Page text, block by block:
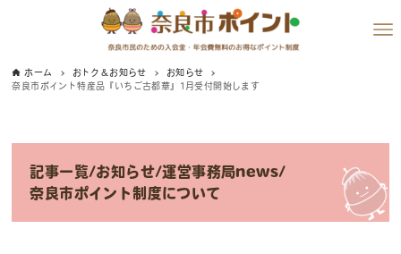
ホーム おトク＆お知らせ
お知らせ
奈良市ポイント特産品『いちご古都華』1月受付開始します
記事一覧/お知らせ/運営事務局news/
奈良市ポイント制度について